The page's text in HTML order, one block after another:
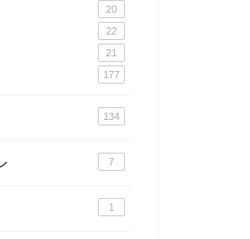
20
22
21
177
134
7
1